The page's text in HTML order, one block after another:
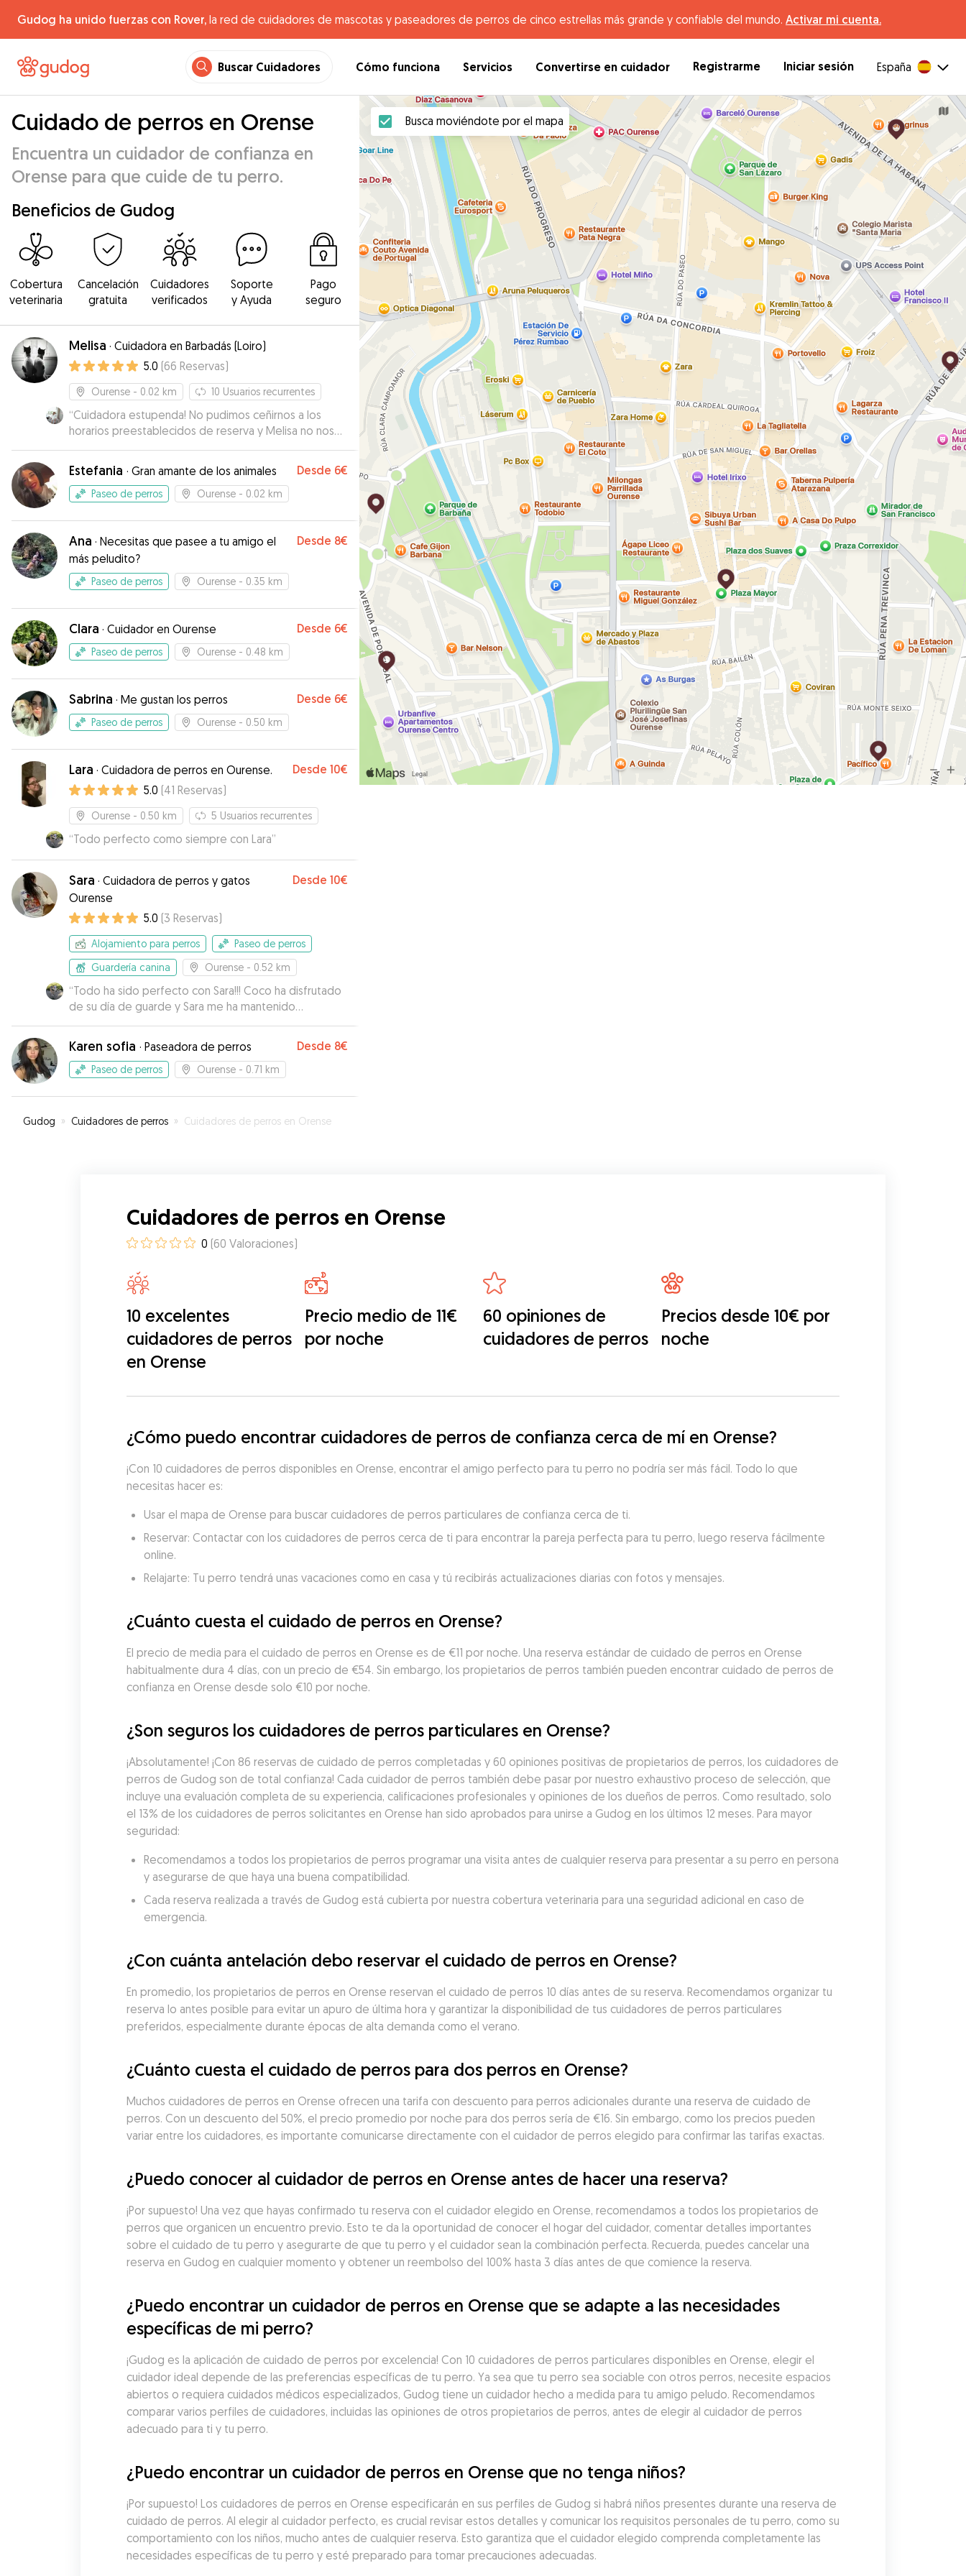
Gudog ha unido fuerzas con Rover, la red de cuidadores de mascotas y paseadores de perros de cinco estrellas más grande y confiable del mundo. Activar mi cuenta.
Buscar Cuidadores Cómo funciona Servicios Convertirse en cuidador Registrarme Iniciar sesión España
Cuidado de perros en Orense
Encuentra un cuidador de confianza en
Orense para que cuide de tu perro.
Beneficios de Gudog
Cobertura
veterinaria
Cancelación
gratuita
Cuidadores
verificados
Soporte
y Ayuda
Pago
seguro
Melisa · Cuidadora en Barbadás (Loiro)
5.0 (66 Reservas)
Ourense - 0.02 km 10 Usuarios recurrentes
“Cuidadora estupenda! No pudimos ceñirnos a los
horarios preestablecidos de reserva y Melisa no nos
puso ningún inconveniente, adaptándose genial!
Repetiremos seguro.
Estefania · Gran amante de los animales Desde 6€
Paseo de perros Ourense - 0.02 km
Ana · Necesitas que pasee a tu amigo el
más peludito?
Desde 8€
Paseo de perros Ourense - 0.35 km
Clara · Cuidador en Ourense Desde 6€
Paseo de perros Ourense - 0.48 km
Sabrina · Me gustan los perros Desde 6€
Paseo de perros Ourense - 0.50 km
Lara · Cuidadora de perros en Ourense. Desde 10€
5.0 (41 Reservas)
Ourense - 0.50 km 5 Usuarios recurrentes
“Todo perfecto como siempre con Lara”
Sara · Cuidadora de perros y gatos
Ourense
Desde 10€
5.0 (3 Reservas)
Alojamiento para perros
Paseo de perros
Guardería canina
Ourense - 0.52 km
“Todo ha sido perfecto con Sara!!! Coco ha disfrutado
de su día de guarde y Sara me ha mantenido
informado en todo momento.”
Karen sofia · Paseadora de perros Desde 8€
Paseo de perros Ourense - 0.71 km
Gudog » Cuidadores de perros » Cuidadores de perros en Orense
Busca moviéndote por el mapa
Cuidadores de perros en Orense
0 (60 Valoraciones)
10 excelentes
cuidadores de perros
en Orense
Precio medio de 11€
por noche
60 opiniones de
cuidadores de perros
Precios desde 10€ por
noche
¿Cómo puedo encontrar cuidadores de perros de confianza cerca de mí en Orense?
¡Con 10 cuidadores de perros disponibles en Orense, encontrar el amigo perfecto para tu perro no podría ser más fácil. Todo lo que
necesitas hacer es:
Usar el mapa de Orense para buscar cuidadores de perros particulares de confianza cerca de ti.
Reservar: Contactar con los cuidadores de perros cerca de ti para encontrar la pareja perfecta para tu perro, luego reserva fácilmente
online.
Relajarte: Tu perro tendrá unas vacaciones como en casa y tú recibirás actualizaciones diarias con fotos y mensajes.
¿Cuánto cuesta el cuidado de perros en Orense?
El precio de media para el cuidado de perros en Orense es de €11 por noche. Una reserva estándar de cuidado de perros en Orense
habitualmente dura 4 días, con un precio de €54. Sin embargo, los propietarios de perros también pueden encontrar cuidado de perros de
confianza en Orense desde solo €10 por noche.
¿Son seguros los cuidadores de perros particulares en Orense?
¡Absolutamente! ¡Con 86 reservas de cuidado de perros completadas y 60 opiniones positivas de propietarios de perros, los cuidadores de
perros de Gudog son de total confianza! Cada cuidador de perros también debe pasar por nuestro exhaustivo proceso de selección, que
incluye una evaluación completa de su experiencia, calificaciones profesionales y opiniones de los dueños de perros. Como resultado, solo
el 13% de los cuidadores de perros solicitantes en Orense han sido aprobados para unirse a Gudog en los últimos 12 meses. Para mayor
seguridad:
Recomendamos a todos los propietarios de perros programar una visita antes de cualquier reserva para presentar a su perro en persona
y asegurarse de que haya una buena compatibilidad.
Cada reserva realizada a través de Gudog está cubierta por nuestra cobertura veterinaria para una seguridad adicional en caso de
emergencia.
¿Con cuánta antelación debo reservar el cuidado de perros en Orense?
En promedio, los propietarios de perros en Orense reservan el cuidado de perros 10 días antes de su reserva. Recomendamos organizar tu
reserva lo antes posible para evitar un apuro de última hora y garantizar la disponibilidad de tus cuidadores de perros particulares
preferidos, especialmente durante épocas de alta demanda como el verano.
¿Cuánto cuesta el cuidado de perros para dos perros en Orense?
Muchos cuidadores de perros en Orense ofrecen una tarifa con descuento para perros adicionales durante una reserva de cuidado de
perros. Con un descuento del 50%, el precio promedio por noche para dos perros sería de €16. Sin embargo, como los precios pueden
variar entre los cuidadores, es importante comunicarse directamente con el cuidador de perros elegido para confirmar las tarifas exactas.
¿Puedo conocer al cuidador de perros en Orense antes de hacer una reserva?
¡Por supuesto! Una vez que hayas confirmado tu reserva con el cuidador elegido en Orense, recomendamos a todos los propietarios de
perros que organicen un encuentro previo. Esto te da la oportunidad de conocer el hogar del cuidador, comentar detalles importantes
sobre el cuidado de tu perro y asegurarte de que tu perro y el cuidador sean la combinación perfecta. Recuerda, puedes cancelar una
reserva en Gudog en cualquier momento y obtener un reembolso del 100% hasta 3 días antes de que comience la reserva.
¿Puedo encontrar un cuidador de perros en Orense que se adapte a las necesidades
específicas de mi perro?
¡Gudog es la aplicación de cuidado de perros por excelencia! Con 10 cuidadores de perros particulares disponibles en Orense, elegir el
cuidador ideal depende de las preferencias específicas de tu perro. Ya sea que tu perro sea sociable con otros perros, necesite espacios
abiertos o requiera cuidados médicos especializados, Gudog tiene un cuidador hecho a medida para tu amigo peludo. Recomendamos
comparar varios perfiles de cuidadores, incluidas las opiniones de otros propietarios de perros, antes de elegir al cuidador de perros
adecuado para ti y tu perro.
¿Puedo encontrar un cuidador de perros en Orense que no tenga niños?
¡Por supuesto! Los cuidadores de perros en Orense especificarán en sus perfiles de Gudog si habrá niños presentes durante una reserva de
cuidado de perros. Al elegir al cuidador perfecto, es crucial revisar estos detalles y comunicar los requisitos personales de tu perro, como su
comportamiento con los niños, mucho antes de cualquier reserva. Esto garantiza que el cuidador elegido comprenda completamente las
necesidades específicas de tu perro y esté preparado para tomar precauciones adecuadas.